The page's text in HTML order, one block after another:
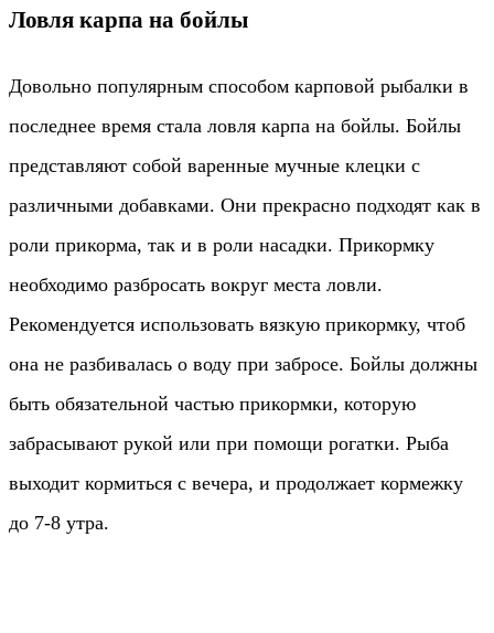
Ловля карпа на бойлы
Довольно популярным способом карповой рыбалки в
последнее время стала ловля карпа на бойлы. Бойлы
представляют собой варенные мучные клецки с
различными добавками. Они прекрасно подходят как в
роли прикорма, так и в роли насадки. Прикормку
необходимо разбросать вокруг места ловли.
Рекомендуется использовать вязкую прикормку, чтоб
она не разбивалась о воду при забросе. Бойлы должны
быть обязательной частью прикормки, которую
забрасывают рукой или при помощи рогатки. Рыба
выходит кормиться с вечера, и продолжает кормежку
до 7-8 утра.